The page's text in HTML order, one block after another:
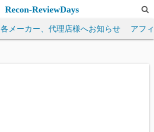
Recon-ReviewDays
各メーカー、代理店様へお知らせ アフ